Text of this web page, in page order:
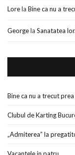
Lorela Bine ca nu a
Georgela Sanatatea
Bine ca nu a trecut
Clubul de Karting
„Admiterea” la